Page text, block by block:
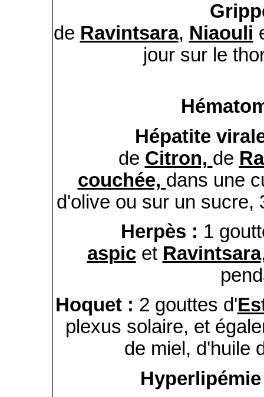
de Ravintsara, Niaouli
jour sur le
Hépatite
de Citron, de
couchée, dans une
d'olive ou sur un sucre,
Herpès : 1
aspicet Ravintsara
Hoquet : 2 gouttes d'
plexus solaire, et
de miel, d'huile